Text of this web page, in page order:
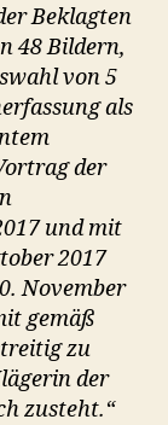
Beklagten
48 Bildern,
von 5
als
der
und mit
2017
November
gemäß
zu
der
zusteht.“